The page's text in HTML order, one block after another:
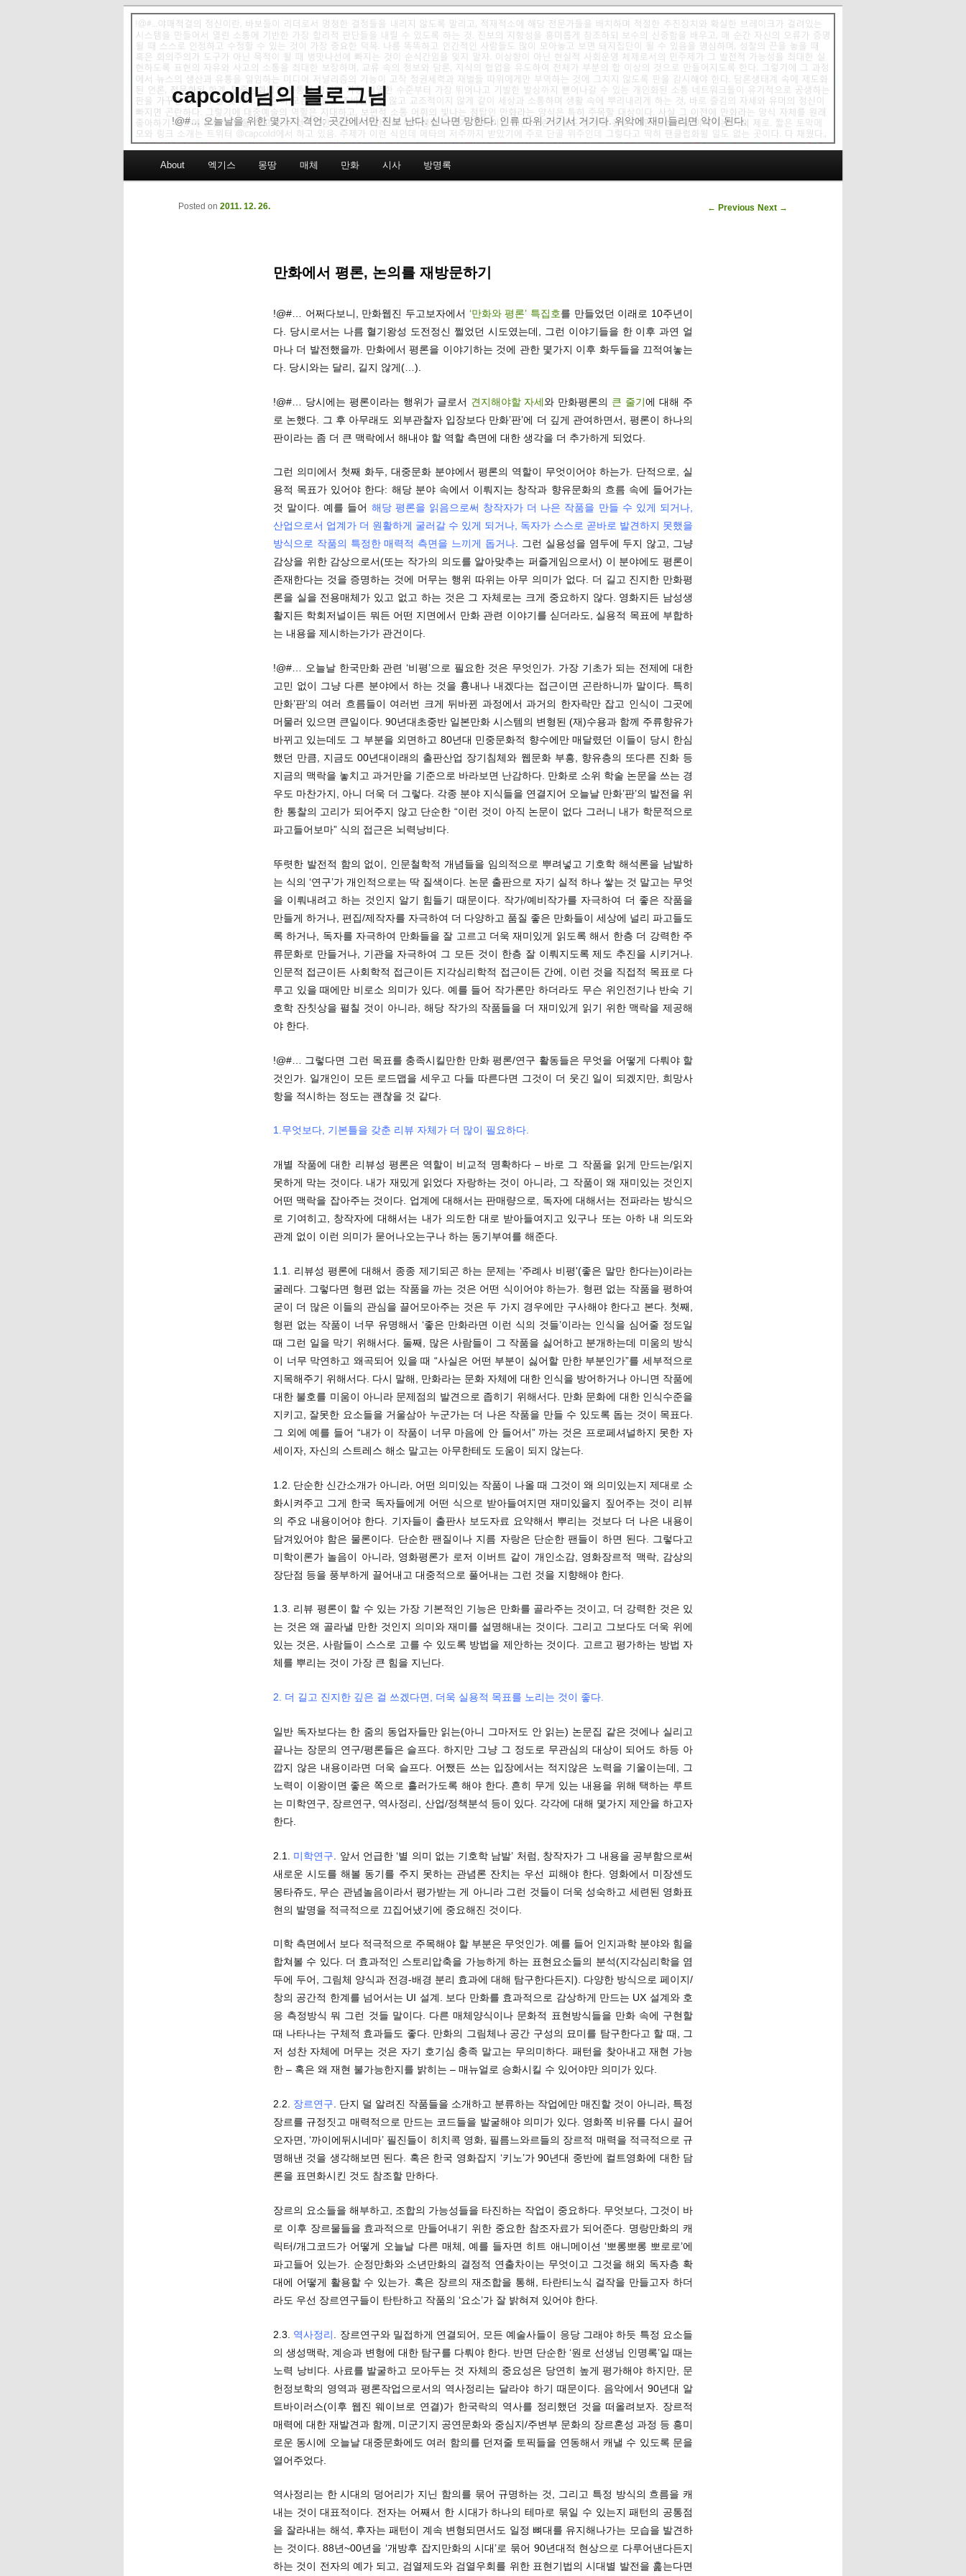
capcold님의 블로그님
!@#… 오늘날을 위한 몇가지 격언: 곳간에서만 진보 난다. 신나면 망한다. 인류 따위 거기서 거기다. 위악에 재미들리면 악이 된다.
Skip to primary content
Skip to secondary content
About 엑기스 몽땅 매체 만화 시사 방명록
Post navigation
← Previous Next →
만화에서 평론, 논의를 재방문하기
Posted on 2011. 12. 26.
!@#… 어쩌다보니, 만화웹진 두고보자에서 ‘만화와 평론’ 특집호를 만들었던 이래로 10주년이
다. 당시로서는 나름 혈기왕성 도전정신 쩔었던 시도였는데, 그런 이야기들을 한 이후 과연 얼
마나 더 발전했을까. 만화에서 평론을 이야기하는 것에 관한 몇가지 이후 화두들을 끄적여놓는
다. 당시와는 달리, 길지 않게(…).
!@#… 당시에는 평론이라는 행위가 글로서 견지해야할 자세와 만화평론의 큰 줄기에 대해 주
로 논했다. 그 후 아무래도 외부관찰자 입장보다 만화’판’에 더 깊게 관여하면서, 평론이 하나의
판이라는 좀 더 큰 맥락에서 해내야 할 역할 측면에 대한 생각을 더 추가하게 되었다.
그런 의미에서 첫째 화두, 대중문화 분야에서 평론의 역할이 무엇이어야 하는가. 단적으로, 실
용적 목표가 있어야 한다: 해당 분야 속에서 이뤄지는 창작과 향유문화의 흐름 속에 들어가는
것 말이다. 예를 들어 해당 평론을 읽음으로써 창작자가 더 나은 작품을 만들 수 있게 되거나,
산업으로서 업계가 더 원활하게 굴러갈 수 있게 되거나, 독자가 스스로 곧바로 발견하지 못했을
방식으로 작품의 특정한 매력적 측면을 느끼게 돕거나. 그런 실용성을 염두에 두지 않고, 그냥
감상을 위한 감상으로서(또는 작가의 의도를 알아맞추는 퍼즐게임으로서) 이 분야에도 평론이
존재한다는 것을 증명하는 것에 머무는 행위 따위는 아무 의미가 없다. 더 길고 진지한 만화평
론을 실을 전용매체가 있고 없고 하는 것은 그 자체로는 크게 중요하지 않다. 영화지든 남성생
활지든 학회저널이든 뭐든 어떤 지면에서 만화 관련 이야기를 싣더라도, 실용적 목표에 부합하
는 내용을 제시하는가가 관건이다.
!@#… 오늘날 한국만화 관련 ‘비평’으로 필요한 것은 무엇인가. 가장 기초가 되는 전제에 대한
고민 없이 그냥 다른 분야에서 하는 것을 흉내나 내겠다는 접근이면 곤란하니까 말이다. 특히
만화’판’의 여러 흐름들이 여러번 크게 뒤바뀐 과정에서 과거의 한자락만 잡고 인식이 그곳에
머물러 있으면 큰일이다. 90년대초중반 일본만화 시스템의 변형된 (재)수용과 함께 주류향유가
바뀌고 있는데도 그 부분을 외면하고 80년대 민중문화적 향수에만 매달렸던 이들이 당시 한심
했던 만큼, 지금도 00년대이래의 출판산업 장기침체와 웹문화 부흥, 향유층의 또다른 진화 등
지금의 맥락을 놓치고 과거만을 기준으로 바라보면 난감하다. 만화로 소위 학술 논문을 쓰는 경
우도 마찬가지, 아니 더욱 더 그렇다. 각종 분야 지식들을 연결지어 오늘날 만화’판’의 발전을 위
한 통찰의 고리가 되어주지 않고 단순한 “이런 것이 아직 논문이 없다 그러니 내가 학문적으로
파고들어보마” 식의 접근은 뇌력낭비다.
뚜렷한 발전적 함의 없이, 인문철학적 개념들을 임의적으로 뿌려넣고 기호학 해석론을 남발하
는 식의 ‘연구’가 개인적으로는 딱 질색이다. 논문 출판으로 자기 실적 하나 쌓는 것 말고는 무엇
을 이뤄내려고 하는 것인지 알기 힘들기 때문이다. 작가/예비작가를 자극하여 더 좋은 작품을
만들게 하거나, 편집/제작자를 자극하여 더 다양하고 품질 좋은 만화들이 세상에 널리 파고들도
록 하거나, 독자를 자극하여 만화들을 잘 고르고 더욱 재미있게 읽도록 해서 한층 더 강력한 주
류문화로 만들거나, 기관을 자극하여 그 모든 것이 한층 잘 이뤄지도록 제도 추진을 시키거나.
인문적 접근이든 사회학적 접근이든 지각심리학적 접근이든 간에, 이런 것을 직접적 목표로 다
루고 있을 때에만 비로소 의미가 있다. 예를 들어 작가론만 하더라도 무슨 위인전기나 반숙 기
호학 잔칫상을 펼칠 것이 아니라, 해당 작가의 작품들을 더 재미있게 읽기 위한 맥락을 제공해
야 한다.
!@#… 그렇다면 그런 목표를 충족시킬만한 만화 평론/연구 활동들은 무엇을 어떻게 다뤄야 할
것인가. 일개인이 모든 로드맵을 세우고 다들 따른다면 그것이 더 웃긴 일이 되겠지만, 희망사
항을 적시하는 정도는 괜찮을 것 같다.
1.무엇보다, 기본틀을 갖춘 리뷰 자체가 더 많이 필요하다.
개별 작품에 대한 리뷰성 평론은 역할이 비교적 명확하다 – 바로 그 작품을 읽게 만드는/읽지
못하게 막는 것이다. 내가 재밌게 읽었다 자랑하는 것이 아니라, 그 작품이 왜 재미있는 것인지
어떤 맥락을 잡아주는 것이다. 업계에 대해서는 판매량으로, 독자에 대해서는 전파라는 방식으
로 기여히고, 창작자에 대해서는 내가 의도한 대로 받아들여지고 있구나 또는 아하 내 의도와
관계 없이 이런 의미가 묻어나오는구나 하는 동기부여를 해준다.
1.1. 리뷰성 평론에 대해서 종종 제기되곤 하는 문제는 ‘주례사 비평'(좋은 말만 한다는)이라는
굴레다. 그렇다면 형편 없는 작품을 까는 것은 어떤 식이어야 하는가. 형편 없는 작품을 평하여
굳이 더 많은 이들의 관심을 끌어모아주는 것은 두 가지 경우에만 구사해야 한다고 본다. 첫째,
형편 없는 작품이 너무 유명해서 ‘좋은 만화라면 이런 식의 것들’이라는 인식을 심어줄 정도일
때 그런 일을 막기 위해서다. 둘째, 많은 사람들이 그 작품을 싫어하고 분개하는데 미움의 방식
이 너무 막연하고 왜곡되어 있을 때 “사실은 어떤 부분이 싫어할 만한 부분인가”를 세부적으로
지목해주기 위해서다. 다시 말해, 만화라는 문화 자체에 대한 인식을 방어하거나 아니면 작품에
대한 불호를 미움이 아니라 문제점의 발견으로 좁히기 위해서다. 만화 문화에 대한 인식수준을
지키고, 잘못한 요소들을 거울삼아 누군가는 더 나은 작품을 만들 수 있도록 돕는 것이 목표다.
그 외에 예를 들어 “내가 이 작품이 너무 마음에 안 들어서” 까는 것은 프로페셔널하지 못한 자
세이자, 자신의 스트레스 해소 말고는 아무한테도 도움이 되지 않는다.
1.2. 단순한 신간소개가 아니라, 어떤 의미있는 작품이 나올 때 그것이 왜 의미있는지 제대로 소
화시켜주고 그게 한국 독자들에게 어떤 식으로 받아들여지면 재미있을지 짚어주는 것이 리뷰
의 주요 내용이어야 한다. 기자들이 출판사 보도자료 요약해서 뿌리는 것보다 더 나은 내용이
담겨있어야 함은 물론이다. 단순한 팬질이나 지름 자랑은 단순한 팬들이 하면 된다. 그렇다고
미학이론가 놀음이 아니라, 영화평론가 로저 이버트 같이 개인소감, 영화장르적 맥락, 감상의
장단점 등을 풍부하게 끌어내고 대중적으로 풀어내는 그런 것을 지향해야 한다.
1.3. 리뷰 평론이 할 수 있는 가장 기본적인 기능은 만화를 골라주는 것이고, 더 강력한 것은 있
는 것은 왜 골라낼 만한 것인지 의미와 재미를 설명해내는 것이다. 그리고 그보다도 더욱 위에
있는 것은, 사람들이 스스로 고를 수 있도록 방법을 제안하는 것이다. 고르고 평가하는 방법 자
체를 뿌리는 것이 가장 큰 힘을 지닌다.
2. 더 길고 진지한 깊은 걸 쓰겠다면, 더욱 실용적 목표를 노리는 것이 좋다.
일반 독자보다는 한 줌의 동업자들만 읽는(아니 그마저도 안 읽는) 논문집 같은 것에나 실리고
끝나는 장문의 연구/평론들은 슬프다. 하지만 그냥 그 정도로 무관심의 대상이 되어도 하등 아
깝지 않은 내용이라면 더욱 슬프다. 어쨌든 쓰는 입장에서는 적지않은 노력을 기울이는데, 그
노력이 이왕이면 좋은 쪽으로 흘러가도록 해야 한다. 흔히 무게 있는 내용을 위해 택하는 루트
는 미학연구, 장르연구, 역사정리, 산업/정책분석 등이 있다. 각각에 대해 몇가지 제안을 하고자
한다.
2.1. 미학연구 . 앞서 언급한 ‘별 의미 없는 기호학 남발’ 처럼, 창작자가 그 내용을 공부함으로써
새로운 시도를 해볼 동기를 주지 못하는 관념론 잔치는 우선 피해야 한다. 영화에서 미장센도
몽타쥬도, 무슨 관념놀음이라서 평가받는 게 아니라 그런 것들이 더욱 성숙하고 세련된 영화표
현의 발명을 적극적으로 끄집어냈기에 중요해진 것이다.
미학 측면에서 보다 적극적으로 주목해야 할 부분은 무엇인가. 예를 들어 인지과학 분야와 힘을
합쳐볼 수 있다. 더 효과적인 스토리압축을 가능하게 하는 표현요소들의 분석(지각심리학을 염
두에 두어, 그림체 양식과 전경-배경 분리 효과에 대해 탐구한다든지). 다양한 방식으로 페이지/
창의 공간적 한계를 넘어서는 UI 설계. 보다 만화를 효과적으로 감상하게 만드는 UX 설계와 호
응 측정방식 뭐 그런 것들 말이다. 다른 매체양식이나 문화적 표현방식들을 만화 속에 구현할
때 나타나는 구체적 효과들도 좋다. 만화의 그림체나 공간 구성의 묘미를 탐구한다고 할 때, 그
저 성찬 자체에 머무는 것은 자기 호기심 충족 말고는 무의미하다. 패턴을 찾아내고 재현 가능
한 – 혹은 왜 재현 불가능한지를 밝히는 – 매뉴얼로 승화시킬 수 있어야만 의미가 있다.
2.2. 장르연구 . 단지 덜 알려진 작품들을 소개하고 분류하는 작업에만 매진할 것이 아니라, 특정
장르를 규정짓고 매력적으로 만드는 코드들을 발굴해야 의미가 있다. 영화쪽 비유를 다시 끌어
오자면, ‘까이에뒤시네마’ 필진들이 히치콕 영화, 필름느와르들의 장르적 매력을 적극적으로 규
명해낸 것을 생각해보면 된다. 혹은 한국 영화잡지 ‘키노’가 90년대 중반에 컬트영화에 대한 담
론을 표면화시킨 것도 참조할 만하다.
장르의 요소들을 해부하고, 조합의 가능성들을 타진하는 작업이 중요하다. 무엇보다, 그것이 바
로 이후 장르물들을 효과적으로 만들어내기 위한 중요한 참조자료가 되어준다. 명랑만화의 캐
릭터/개그코드가 어떻게 오늘날 다른 매체, 예를 들자면 히트 애니메이션 ‘뽀롱뽀롱 뽀로로’에
파고들어 있는가. 순정만화와 소년만화의 결정적 연출차이는 무엇이고 그것을 해외 독자층 확
대에 어떻게 활용할 수 있는가. 혹은 장르의 재조합을 통해, 타란티노식 걸작을 만들고자 하더
라도 우선 장르연구들이 탄탄하고 작품의 ‘요소’가 잘 밝혀져 있어야 한다.
2.3. 역사정리
. 장르연구와 밀접하게 연결되어, 모든 예술사들이 응당 그래야 하듯 특정 요소들
의 생성맥락, 계승과 변형에 대한 탐구를 다뤄야 한다. 반면 단순한 ‘원로 선생님 인명록’일 때는
노력 낭비다. 사료를 발굴하고 모아두는 것 자체의 중요성은 당연히 높게 평가해야 하지만, 문
헌정보학의 영역과 평론작업으로서의 역사정리는 달라야 하기 때문이다. 음악에서 90년대 알
트바이러스(이후 웹진 웨이브로 연결)가 한국락의 역사를 정리했던 것을 떠올려보자. 장르적
매력에 대한 재발견과 함께, 미군기지 공연문화와 중심지/주변부 문화의 장르혼성 과정 등 흥미
로운 동시에 오늘날 대중문화에도 여러 함의를 던져줄 토픽들을 연동해서 캐낼 수 있도록 문을
열어주었다.
역사정리는 한 시대의 덩어리가 지닌 함의를 묶어 규명하는 것, 그리고 특정 방식의 흐름을 캐
내는 것이 대표적이다. 전자는 어째서 한 시대가 하나의 테마로 묶일 수 있는지 패턴의 공통점
을 잘라내는 해석, 후자는 패턴이 계속 변형되면서도 일정 뼈대를 유지해나가는 모습을 발견하
는 것이다. 88년~00년을 ‘개방후 잡지만화의 시대’로 묶어 90년대적 현상으로 다루어낸다든지
하는 것이 전자의 예가 되고, 검열제도와 검열우회를 위한 표현기법의 시대별 발전을 훑는다면